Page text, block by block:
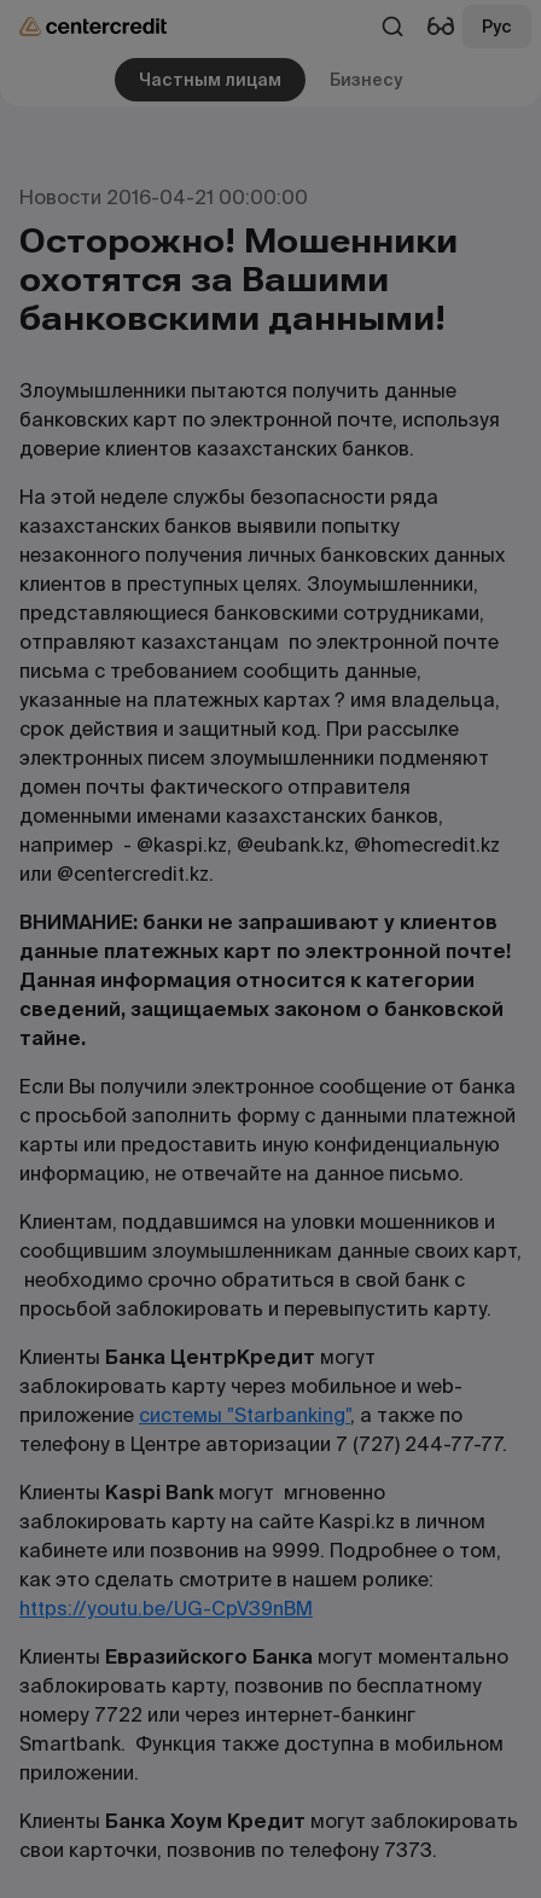
Рус
Частным лицам Бизнесу
Новости 2016-04-21 00:00:00
Осторожно! Мошенники
охотятся за Вашими
банковскими данными!
Злоумышленники пытаются получить данные
банковских карт по электронной почте, используя
доверие клиентов казахстанских банков.
На этой неделе службы безопасности ряда
казахстанских банков выявили попытку
незаконного получения личных банковских данных
клиентов в преступных целях. Злоумышленники,
представляющиеся банковскими сотрудниками,
отправляют казахстанцам по электронной почте
письма с требованием сообщить данные,
указанные на платежных картах ? имя владельца,
срок действия и защитный код. При рассылке
электронных писем злоумышленники подменяют
домен почты фактического отправителя
доменными именами казахстанских банков,
например - @kaspi.kz, @eubank.kz, @homecredit.kz
или @centercredit.kz.
ВНИМАНИЕ: банки не запрашивают у клиентов
данные платежных карт по электронной почте!
Данная информация относится к категории
сведений, защищаемых законом о банковской
тайне.
Если Вы получили электронное сообщение от банка
с просьбой заполнить форму с данными платежной
карты или предоставить иную конфиденциальную
информацию, не отвечайте на данное письмо.
Клиентам, поддавшимся на уловки мошенников и
сообщившим злоумышленникам данные своих карт,
необходимо срочно обратиться в свой банк с
просьбой заблокировать и перевыпустить карту.
Клиенты Банка ЦентрКредит могут
заблокировать карту через мобильное и web-
приложение системы "Starbanking", а также по
телефону в Центре авторизации 7 (727) 244-77-77.
Клиенты Kaspi Bank могут мгновенно
заблокировать карту на сайте Kaspi.kz в личном
кабинете или позвонив на 9999. Подробнее о том,
как это сделать смотрите в нашем ролике:
https://youtu.be/UG-CpV39nBM
Клиенты Евразийского Банка могут моментально
заблокировать карту, позвонив по бесплатному
номеру 7722 или через интернет-банкинг
Smartbank. Функция также доступна в мобильном
приложении.
Клиенты Банка Хоум Кредит могут заблокировать
свои карточки, позвонив по телефону 7373.